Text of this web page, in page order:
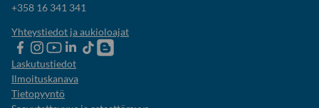
+358 16 341 341
Yhteystiedot ja aukioloajat
Lapin
yliopiston
Facebook
Lapin
yliopiston
instagram-
tili
Lapin
yliopiston
Youtube-
kanava
Lapin
yliopisto
Linkedinissä
LapinOpiskelijaelämää-
Laskutustiedot
Ilmoituskanava
Tietopyyntö